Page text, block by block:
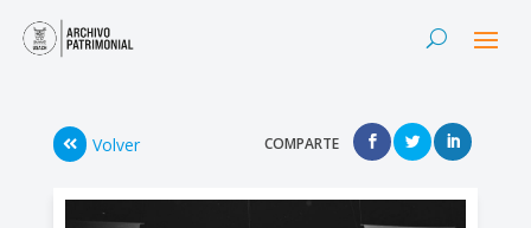
Volver COMPARTE